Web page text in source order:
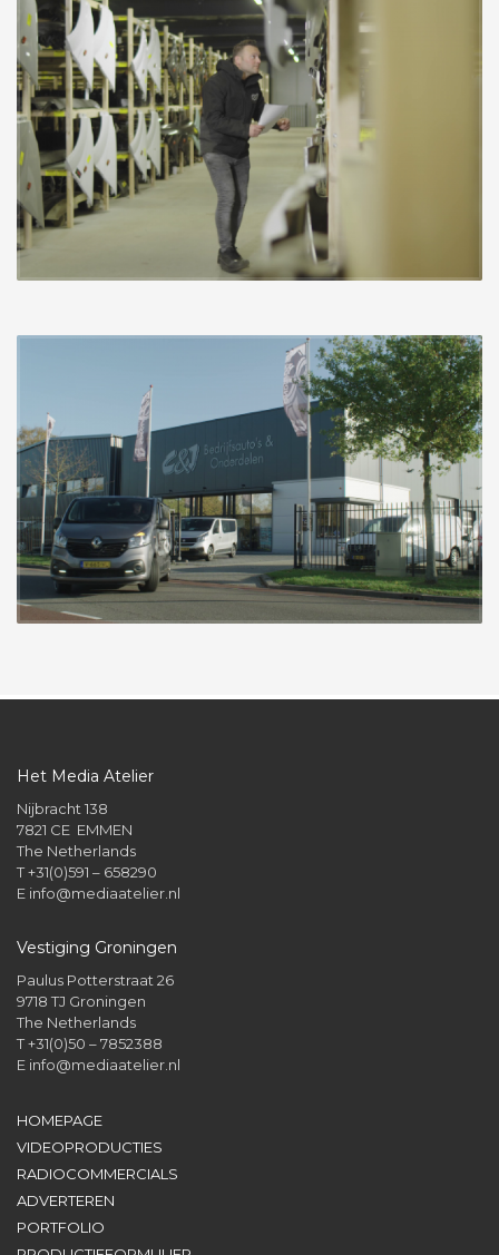
Het Media Atelier
Nijbracht 138
7821 CE EMMEN
The Netherlands
T +31(0)591 – 658290
E info@mediaatelier.nl
Vestiging Groningen
Paulus Potterstraat 26
9718 TJ Groningen
The Netherlands
T +31(0)50 – 7852388
E info@mediaatelier.nl
HOMEPAGE
VIDEOPRODUCTIES
RADIOCOMMERCIALS
ADVERTEREN
PORTFOLIO